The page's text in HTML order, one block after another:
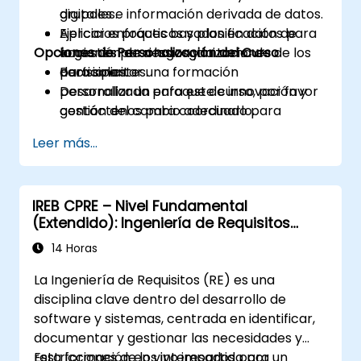
organización.
digitales e información derivada de datos.
Aplicar enfoques basados en datos para
la gestión de riesgos y la toma de
decisiones.
Desarrollar un enfoque de innovación y
gestión del cambio adecuado para
Evaluar estudios de caso del mundo real y
traducir las lecciones aprendidas en
iniciativas locales.
grupales.
Ejercicios prácticos y planificación de
acciones para las organizaciones de los
participantes.
Opciones de Personalización del Curso
Para solicitar una formación
personalizada para este curso, por favor
contáctenos para coordinarlo.
Leer más...
IREB CPRE – Nivel Fundamental
(Extendido): Ingeniería de Requisitos
Práctica y Preparación para la
Certificación
14 Horas
La Ingeniería de Requisitos (RE) es una
disciplina clave dentro del desarrollo de
software y sistemas, centrada en identificar,
documentar y gestionar las necesidades y
restricciones de los interesados para
Esta formación en vivo impartida por un